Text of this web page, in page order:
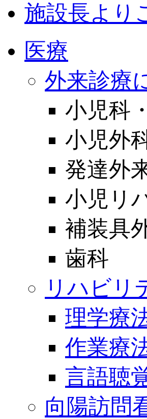
施設長より
医療
外来診療
小児科
小児外
発達外
小児リ
補装具
歯科
リハビリ
理学療
作業療
言語聴
向陽訪問